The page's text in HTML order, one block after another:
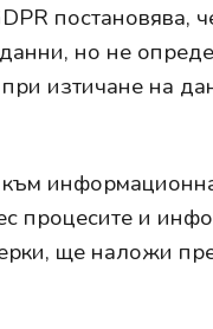
постановява,
но не
изтичане на
процесите и
ще наложи